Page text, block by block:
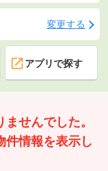
変更する
アプリで探す
せんでした。
件情報を表示し